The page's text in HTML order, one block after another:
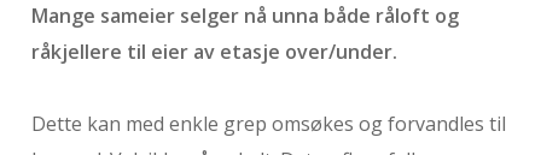
Mange sameier selger nå unna både råloft og
råkjellere til eier av etasje over/under.
Dette kan med enkle grep omsøkes og forvandles til